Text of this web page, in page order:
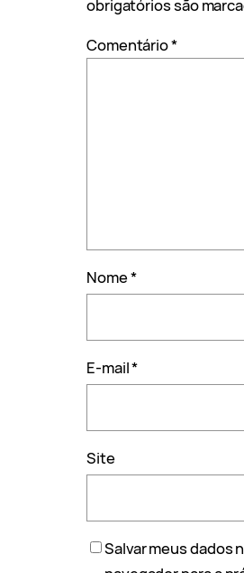
obrigatórios são
Comentário*
Nome*
E-mail*
Site
Salvar meus dados